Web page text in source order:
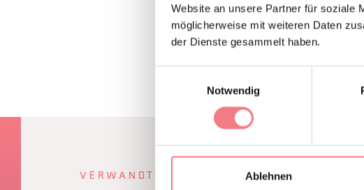
Website an unsere Partner für soziale
möglicherweise mit weiteren Daten
der Dienste gesammelt haben.
Notwendig
Ablehnen
VERWANDTER INHALT